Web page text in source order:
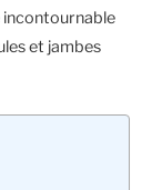
incontournable
et jambes